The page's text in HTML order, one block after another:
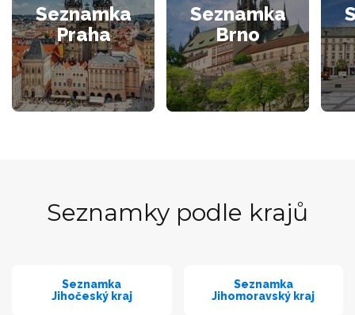
Seznamka
Praha
Seznamka
Brno
Seznamky podle krajů
Seznamka
Jihočeský kraj
Seznamka
Jihomoravský kraj